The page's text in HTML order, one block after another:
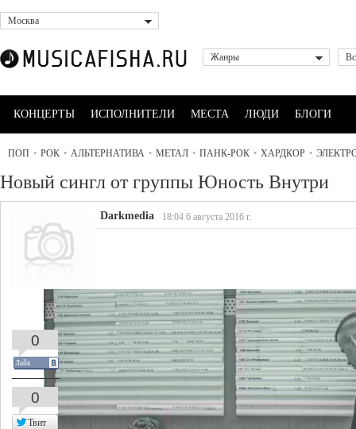
Москва
Жанры
КОНЦЕРТЫ ИСПОЛНИТЕЛИ МЕСТА ЛЮДИ БЛОГИ
ПОП • РОК • АЛЬТЕРНАТИВА • МЕТАЛ • ПАНК-РОК • ХАРДКОР •
Новый сингл от группы Юность Внутри
Darkmedia 18:04 6 августа 2016 г.
0
Лайк
0
Твит